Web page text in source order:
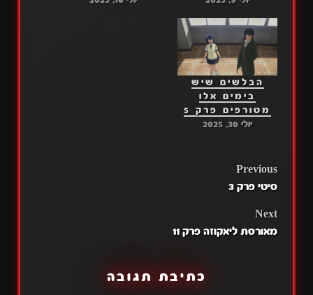
הבלשים שיש
בימים אלו
מטורפים פרק 5
יולי 30, 2025
POST
Previous
סיטי פרק 3
Next
מאורסת ליאקוזה פרק 11
כתיבת תגובה